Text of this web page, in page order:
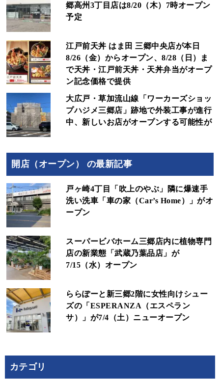
郷高州3丁目店は8/20（木）7時オープン
予定
江戸前天丼 はま田 三郷中央店が本日
8/26（金）からオープン、8/28（日）ま
で天丼・江戸前天丼・天丼弁当がオープ
ン記念価格で提供
大広戸・草加流山線「ワーカーズショッ
プハジメ三郷店」跡地で外装工事が進行
中、新しいお店がオープンする可能性が
開店（オープン） の最新記事
戸ヶ崎4丁目「吹上のやぶ」隣に爆速手
洗い洗車「車の家（Car’s Home）」がオ
ープン
スーパービバホーム三郷店内に植物専門
店の新業態「武蔵乃葉品店」が
7/15（水）オープン
ららぽーと新三郷2階に女性向けシュー
ズの「ESPERANZA（エスペラン
サ）」が7/4（土）ニューオープン
カテゴリ